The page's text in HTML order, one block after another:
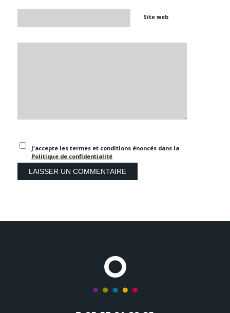
Site web
J'accepte les termes et conditions énoncés dans la
Politique de confidentialité